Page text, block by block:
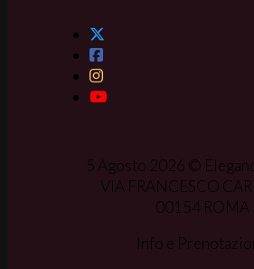
5 Agosto 2026 ©
VIA FRANCESCO
00154 ROMA
Info e